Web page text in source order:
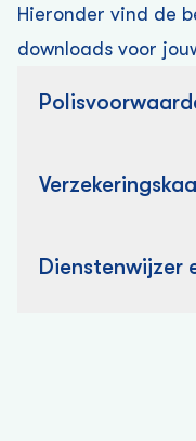
Hieronder vind de
downloads voor
Dienstenwijzer